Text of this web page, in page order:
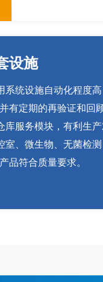
设施
系统设施自动化程度
有定期的再验证和回
库服务模块，有利生
室、微生物、无菌检
品符合质量要求。